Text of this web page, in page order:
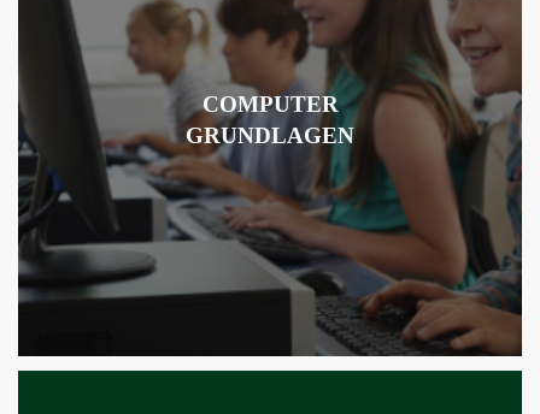
COMPUTER
GRUNDLAGEN